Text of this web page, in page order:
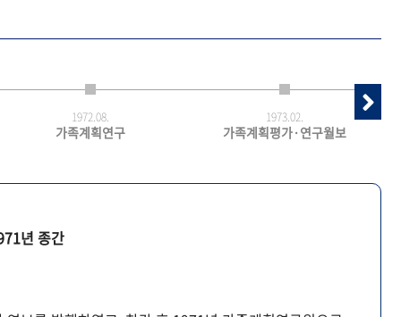
1972.08.
가족계획연구
1973.02.
가족계획평가·연구월보
년 종간